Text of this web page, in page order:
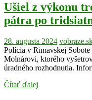
Ušiel z výkonu
pátra po
28. augusta 2024
Polícia v Rimavskej
Molnárovi, ktorého
úradného rozhodnutia.
Čítať ďalej